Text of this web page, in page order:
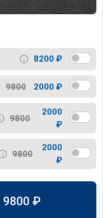
8200 ₽
9800 2000 ₽
9800
2000
₽
9800
2000
₽
9800 ₽